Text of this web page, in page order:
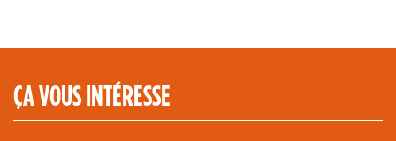
ÇA VOUS INTÉRESSE